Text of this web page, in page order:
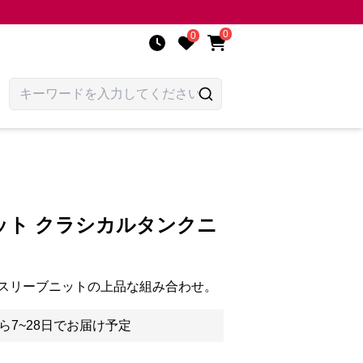
0 0
ト クラシカルタンクニ
リーブニットの上品な組み合わせ。
7~28日でお届け予定